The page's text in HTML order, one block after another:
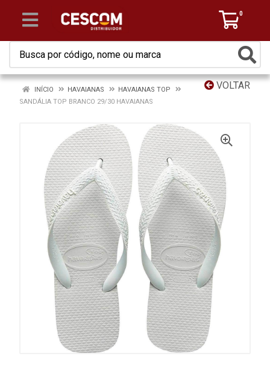
0
VOLTAR
INÍCIO HAVAIANAS
HAVAIANAS TOP
SANDÁLIA TOP BRANCO 29/30 HAVAIANAS